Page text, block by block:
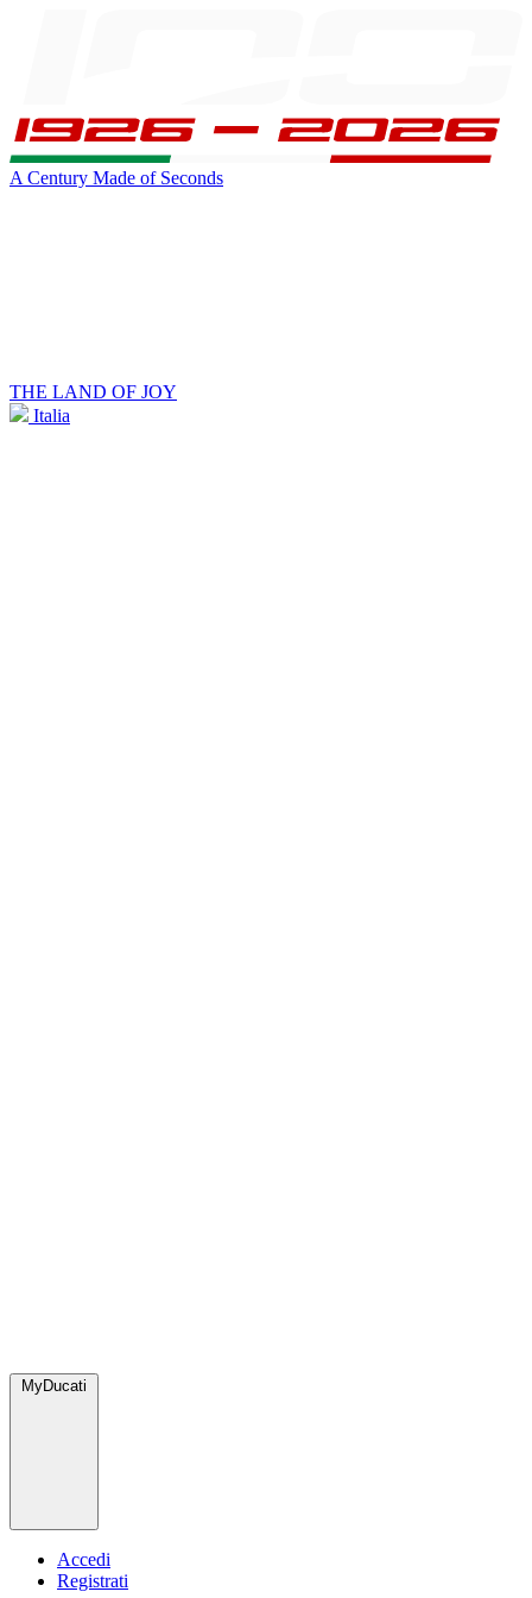
A Century Made of Seconds
THE LAND OF JOY
Italia
MyDucati
Accedi
Registrati